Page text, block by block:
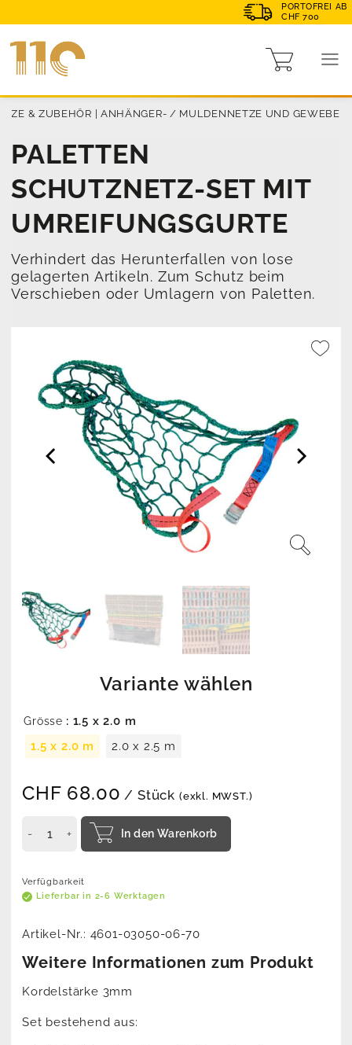
PORTOFREI AB
CHF 700
& ZUBEHÖR | ANHÄNGER- / MULDENNETZE UND GEWEBE
PALETTEN
SCHUTZNETZ-SET MIT
UMREIFUNGSGURTE
Verhindert das Herunterfallen von lose
gelagerten Artikeln. Zum Schutz beim
Verschieben oder Umlagern von Paletten.
Variante wählen
Grösse : 1.5 x 2.0 m
1.5 x 2.0 m
2.0 x 2.5 m
CHF 68.00 / Stück (exkl. MWST.)
In den Warenkorb
Verfügbarkeit
Lieferbar in 2-6 Werktagen
Artikel-Nr.: 4601-03050-06-70
Weitere Informationen zum Produkt
Kordelstärke 3mm
Set bestehend aus: